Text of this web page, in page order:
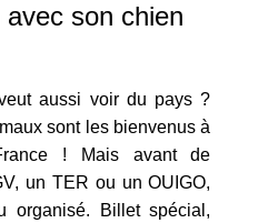
son chien
aussi voir du pays ?
sont les bienvenus à
! Mais avant de
un TER ou un OUIGO,
organisé. Billet spécial,